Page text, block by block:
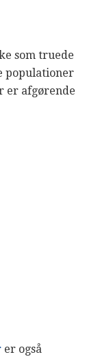
som truede
populationer
er afgørende
er også